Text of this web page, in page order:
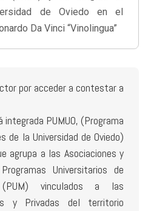
de Oviedo en el
Da Vinci “Vinolingua”
por acceder a contestar a
integrada PUMUO, (Programa
de la Universidad de Oviedo)
agrupa a las Asociaciones y
Universitarios de
(PUM) vinculados a las
y Privadas del territorio